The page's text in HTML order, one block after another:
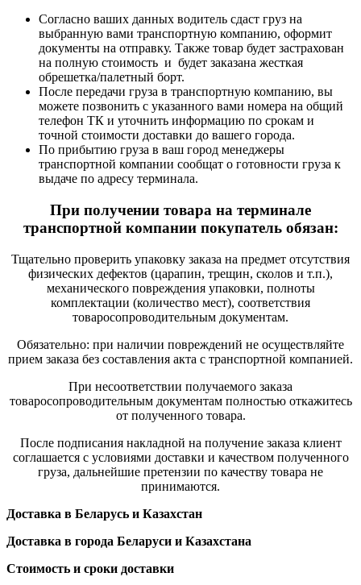
Согласно ваших данных водитель сдаст груз на
выбранную вами транспортную компанию, оформит
документы на отправку. Также товар будет застрахован
на полную стоимость и будет заказана жесткая
обрешетка/палетный борт.
После передачи груза в транспортную компанию, вы
можете позвонить с указанного вами номера на общий
телефон ТК и уточнить информацию по срокам и
точной стоимости доставки до вашего города.
По прибытию груза в ваш город менеджеры
транспортной компании сообщат о готовности груза к
выдаче по адресу терминала.
При получении товара на терминале
транспортной компании покупатель обязан:
Тщательно проверить упаковку заказа на предмет отсутствия
физических дефектов (царапин, трещин, сколов и т.п.),
механического повреждения упаковки, полноты
комплектации (количество мест), соответствия
товаросопроводительным документам.
Обязательно: при наличии повреждений не осуществляйте
прием заказа без составления акта с транспортной компанией.
При несоответствии получаемого заказа
товаросопроводительным документам полностью откажитесь
от полученного товара.
После подписания накладной на получение заказа клиент
соглашается с условиями доставки и качеством полученного
груза, дальнейшие претензии по качеству товара не
принимаются.
Доставка в Беларусь и Казахстан
Доставка в города Беларуси и Казахстана
Стоимость и сроки доставки